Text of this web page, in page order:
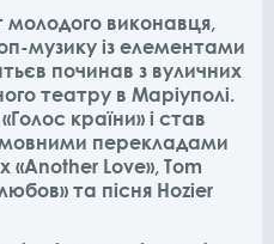
виконавця,
музику із елементами
починав з вуличних
театру в Маріуполі.
країни» і став
перекладами
«Another Love», Tom
та пісня Hozier